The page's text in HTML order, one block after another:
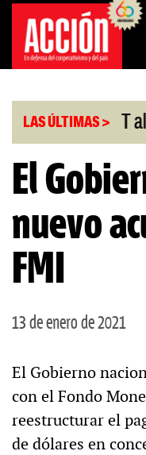
Saltar
contenido
LAS ÚLTIMAS >
de la CGT al
El
nuevo
FMI
13 de enero de 2021
El Gobierno
con el Fondo
reestructurar el
de dólares en